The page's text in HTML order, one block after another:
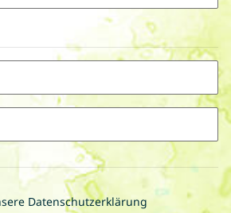
Datenschutzerklärung